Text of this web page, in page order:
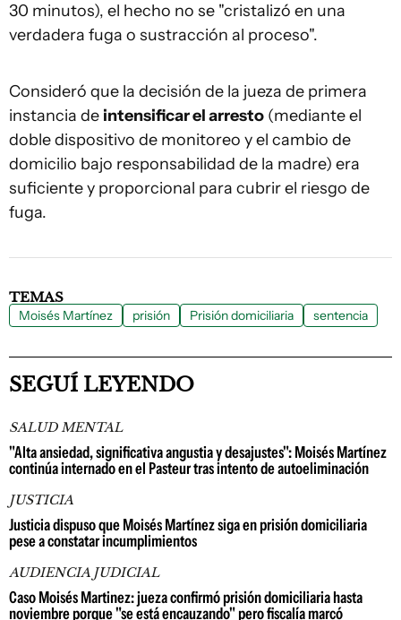
30 minutos), el hecho no se "cristalizó en una
verdadera fuga o sustracción al proceso".
Consideró que la decisión de la jueza de primera
instancia de intensificar el arresto (mediante el
doble dispositivo de monitoreo y el cambio de
domicilio bajo responsabilidad de la madre) era
suficiente y proporcional para cubrir el riesgo de
fuga.
TEMAS
Moisés Martínez prisión Prisión domiciliaria sentencia
SEGUÍ LEYENDO
SALUD MENTAL
"Alta ansiedad, significativa angustia y desajustes": Moisés Martínez
continúa internado en el Pasteur tras intento de autoeliminación
JUSTICIA
Justicia dispuso que Moisés Martínez siga en prisión domiciliaria
pese a constatar incumplimientos
AUDIENCIA JUDICIAL
Caso Moisés Martinez: jueza confirmó prisión domiciliaria hasta
noviembre porque "se está encauzando" pero fiscalía marcó